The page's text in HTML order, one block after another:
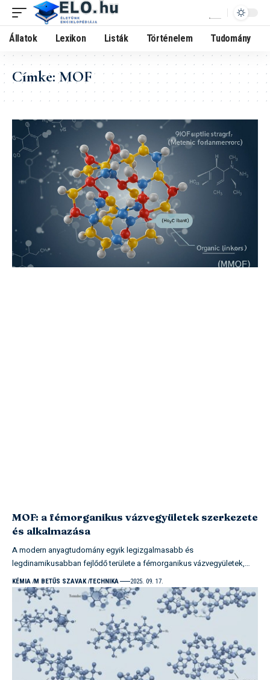
Állatok Lexikon Listák Történelem Tudomány
Címke:MOF
MOF: a fémorganikus vázvegyületek szerkezete
és alkalmazása
A modern anyagtudomány egyik legizgalmasabb és
legdinamikusabban fejlődő területe a fémorganikus vázvegyületek,…
KÉMIA M BETŰS SZAVAK TECHNIKA 2025. 09. 17.